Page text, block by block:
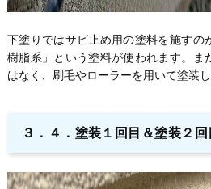
下塗りではサビ止め用の塗料を施すの
樹脂系」という塗料が使われます。ま
はなく、刷毛やローラーを用いて塗装し
３．４．塗装１回目＆塗装２回